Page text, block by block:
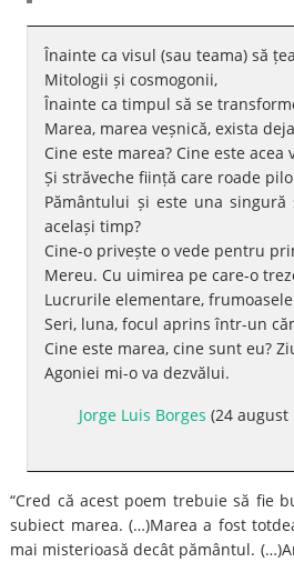
Înainte ca visul (sau teama) să
Mitologii și cosmogonii,
Înainte ca timpul să se
Marea, marea veșnică, exista
Cine este marea? Cine este acea
Și străveche ființă care roade
Pământului și este una
același timp?
Cine-o privește o vede pentru
Mereu. Cu uimirea pe care-o
Lucrurile elementare, frumoasele
Seri, luna, focul aprins într-un
Cine este marea, cine sunt eu?
Agoniei mi-o va dezvălui.
Jorge Luis Borges (24 august
“Cred că acest poem trebuie să fie
subiect marea. (…)Marea a fost
mai misterioasă decât pământul.